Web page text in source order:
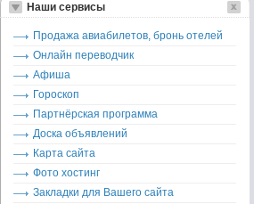
Наши сервисы
Продажа авиабилетов, бронь отелей
Онлайн переводчик
Афиша
Гороскоп
Партнёрская программа
Доска объявлений
Карта сайта
Фото хостинг
Закладки для Вашего сайта